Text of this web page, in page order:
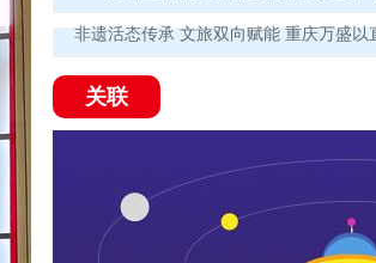
非遗活态传承 文旅双向赋能 重庆万盛以
书写融合发展新篇
关联